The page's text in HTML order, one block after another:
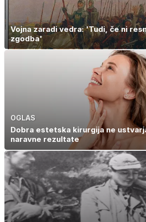
Vojna zaradi vedra: 'Tudi, če ni
zgodba'
OGLAS
Dobra estetska kirurgija ne
naravne rezultate